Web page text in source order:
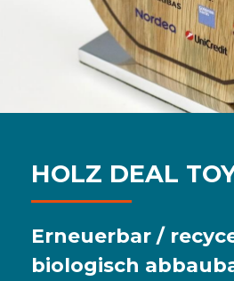
HOLZ DEAL
Erneuerbar /
biologisch